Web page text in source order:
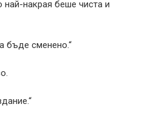
накрая беше чиста и
бъде сменено.“